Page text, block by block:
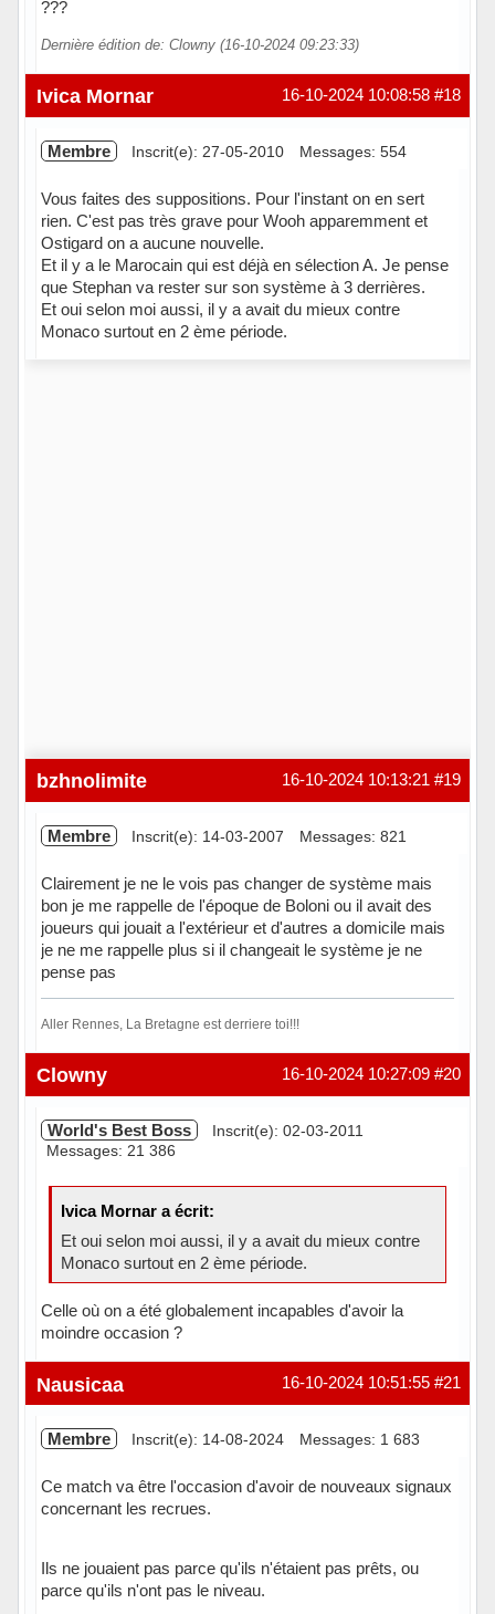
???
Dernière édition de: Clowny (16-10-2024 09:23:33)
En ligne #18
16-10-2024 10:08:58
Ivica Mornar
Membre Inscrit(e): 27-05-2010 Messages: 554
Vous faites des suppositions. Pour l'instant on en sert
rien. C'est pas très grave pour Wooh apparemment et
Ostigard on a aucune nouvelle.
Et il y a le Marocain qui est déjà en sélection A. Je pense
que Stephan va rester sur son système à 3 derrières.
Et oui selon moi aussi, il y a avait du mieux contre
Monaco surtout en 2 ème période.
#19
16-10-2024 10:13:21
bzhnolimite
Membre Inscrit(e): 14-03-2007 Messages: 821
Clairement je ne le vois pas changer de système mais
bon je me rappelle de l'époque de Boloni ou il avait des
joueurs qui jouait a l'extérieur et d'autres a domicile mais
je ne me rappelle plus si il changeait le système je ne
pense pas
Aller Rennes, La Bretagne est derriere toi!!!
Hors ligne #20
16-10-2024 10:27:09
Clowny
World's Best Boss
Inscrit(e): 02-03-2011
Messages: 21 386
Ivica Mornar a écrit:
Et oui selon moi aussi, il y a avait du mieux contre
Monaco surtout en 2 ème période.
Celle où on a été globalement incapables d'avoir la
moindre occasion ?
En ligne #21
16-10-2024 10:51:55
Nausicaa
Membre Inscrit(e): 14-08-2024 Messages: 1 683
Ce match va être l'occasion d'avoir de nouveaux signaux
concernant les recrues.
Ils ne jouaient pas parce qu'ils n'étaient pas prêts, ou
parce qu'ils n'ont pas le niveau.